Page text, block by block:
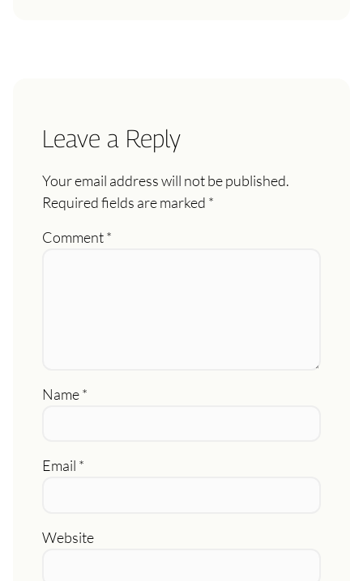
Leave a Reply
Your email address will not be published.
Required fields are marked *
Comment*
Name*
Email *
Website